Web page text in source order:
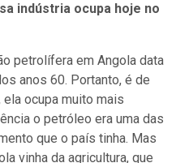
indústria ocupa hoje no
petrolífera em Angola data
anos 60. Portanto, é de
ela ocupa muito mais
o petróleo era uma das
que o país tinha. Mas
vinha da agricultura, que